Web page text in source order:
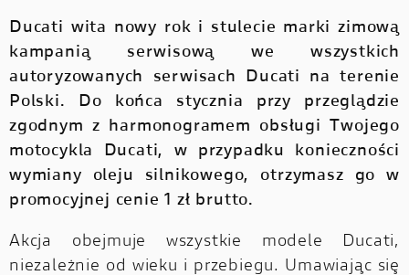
Ducati wita nowy rok i stulecie marki zimową
kampanią serwisową we wszystkich
autoryzowanych serwisach Ducati na terenie
Polski. Do końca stycznia przy przeglądzie
zgodnym z harmonogramem obsługi Twojego
motocykla Ducati, w przypadku konieczności
wymiany oleju silnikowego, otrzymasz go w
promocyjnej cenie 1 zł brutto.
Akcja obejmuje wszystkie modele Ducati,
niezależnie od wieku i przebiegu. Umawiając się